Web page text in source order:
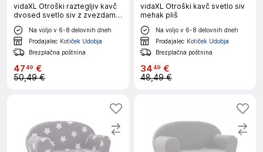
vidaXL Otroški raztegljiv kavč
dvosed svetlo siv z zvezdami
mehak pliš
Na voljo v 6-8 delovnih dneh
Prodajalec Kotiček Udobja
Brezplačna poštnina
4749 €
50,49 €
vidaXL Otroški kavč svetlo siv
mehak pliš
Na voljo v 6-8 delovnih dneh
Prodajalec Kotiček Udobja
Brezplačna poštnina
3449 €
48,49 €